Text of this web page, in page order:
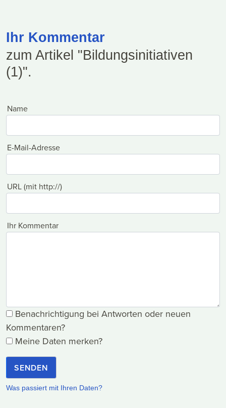
Ihr Kommentar
zum Artikel "Bildungsinitiativen
(1)".
Name
E-Mail-Adresse
URL (mit http://)
Ihr Kommentar
Benachrichtigung bei Antworten oder neuen
Kommentaren?
Meine Daten merken?
SENDEN
Was passiert mit Ihren Daten?